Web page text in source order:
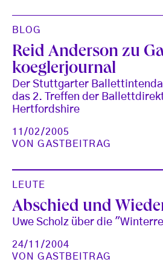
BLOG
Reid Anderson zu
koeglerjournal
Der Stuttgarter
das 2. Treffen der
Hertfordshire
11/02/2005
VONGASTBEITRAG
LEUTE
Abschied und
Uwe Scholz über die
24/11/2004
VONGASTBEITRAG